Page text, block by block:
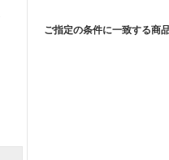
ご指定の条件に一致する商